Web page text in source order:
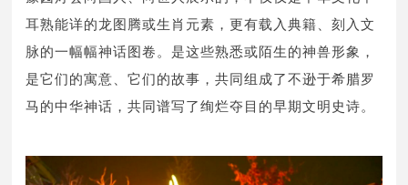
耳熟能详的龙图腾或生肖元素，更有载入典籍、刻入文
脉的一幅幅神话图卷。是这些熟悉或陌生的神兽形象，
是它们的寓意、它们的故事，共同组成了不逊于希腊罗
马的中华神话，共同谱写了绚烂夺目的早期文明史诗。